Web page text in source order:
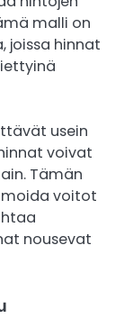
malli on
joissa hinnat
usein
voivat
Tämän
voitot
nousevat